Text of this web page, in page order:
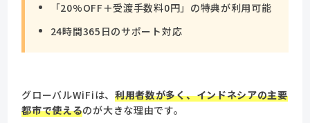
「20%OFF＋受渡手数料0円」の特典が利用可能
24時間365日のサポート対応
グローバルWiFiは、 利用者数が多く、インドネシアの主要
都市で使えるのが大きな理由です。